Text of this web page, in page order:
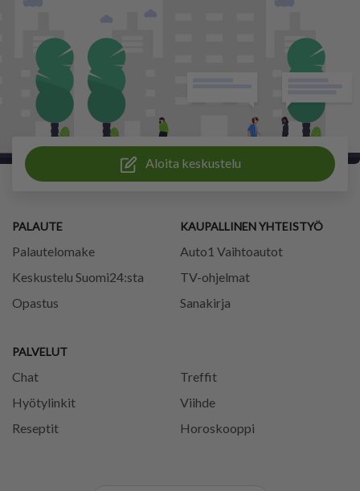
Aloita keskustelu
PALAUTE
Palautelomake
Keskustelu Suomi24:sta
Opastus
PALVELUT
Chat
Treffit
Hyötylinkit
Viihde
Reseptit
Horoskooppi
KAUPALLINEN YHTEISTYÖ
Auto1 Vaihtoautot
TV-ohjelmat
Sanakirja